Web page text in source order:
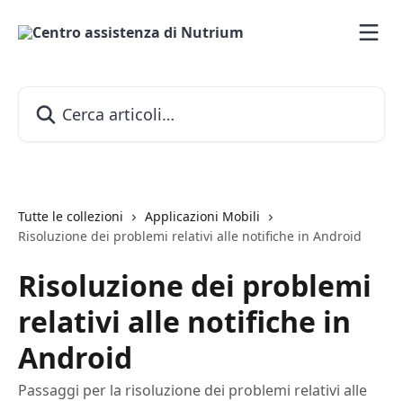
Tutte le collezioni
Applicazioni Mobili
Risoluzione dei problemi relativi alle notifiche in Android
Risoluzione dei problemi
relativi alle notifiche in
Android
Passaggi per la risoluzione dei problemi relativi alle